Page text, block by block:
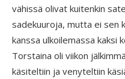
vähissä olivat kuitenkin
sadekuuroja, mutta ei sen
kanssa ulkoilemassa kaksi
Torstaina oli viikon
käsiteltiin ja venyteltiin